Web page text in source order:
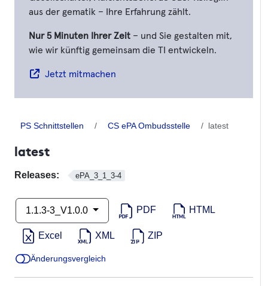
aus der gematik – Ihre Erfahrung zählt.
Nur 5 Minuten Ihrer Zeit – und Sie gestalten mit,
wie wir künftig gemeinsam die TI entwickeln.
Jetzt mitmachen
PS Schnittstellen CS ePA Ombudsstelle latest
latest
Releases: ePA_3_1_3-4
1.1.3-3_V1.0.0 PDF HTML
Excel XML ZIP
Änderungsvergleich